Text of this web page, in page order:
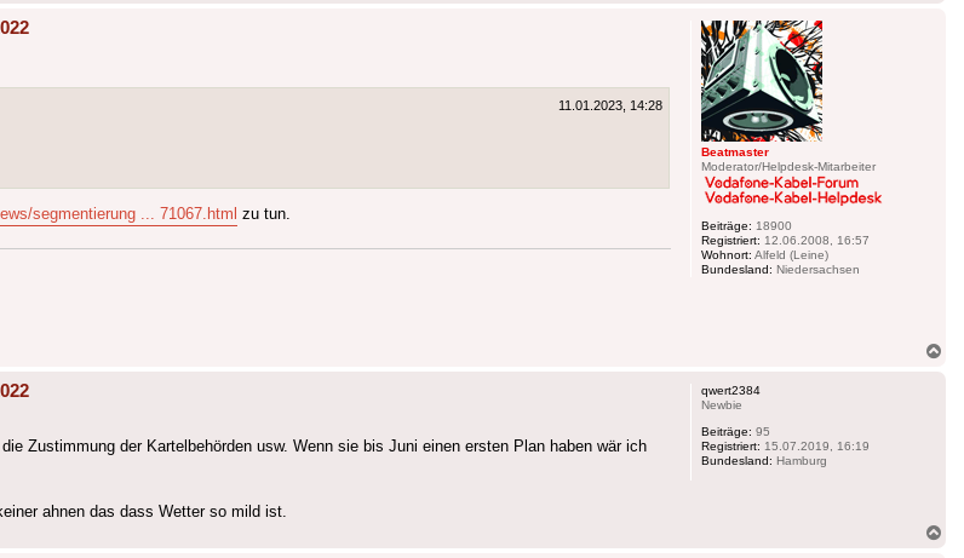
Beatmaster
Moderator/Helpdesk-Mitarbeiter
Beiträge: 18900
Registriert: 12.06.2008, 16:57
Wohnort: Alfeld (Leine)
Bundesland: Niedersachsen
11.01.2023, 14:28
segmentierung ... 71067.html zu tun.
qwert2384
Newbie
Beiträge: 95
Registriert: 15.07.2019, 16:19
Bundesland: Hamburg
Zustimmung der Kartelbehörden usw. Wenn sie bis Juni einen ersten Plan haben wär ich
ahnen das dass Wetter so mild ist.